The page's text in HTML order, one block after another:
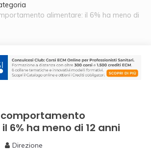
alimentare: il 6% ha meno di
6% ha meno di 12 anni
Direzione